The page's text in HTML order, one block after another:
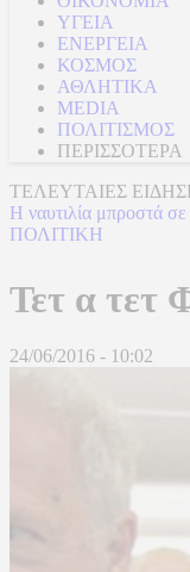
ΥΓΕΙΑ
ΕΝΕΡΓΕΙΑ
ΚΟΣΜΟΣ
ΑΘΛΗΤΙΚΑ
MEDIA
ΠΟΛΙΤΙΣΜΟΣ
ΠΕΡΙΣΣΟΤΕΡΑ
ΤΕΛΕΥΤΑΙΕΣ
Η ναυτιλία μπροστά
ΠΟΛΙΤΙΚΗ
Τετ α τετ
24/06/2016 - 10:02